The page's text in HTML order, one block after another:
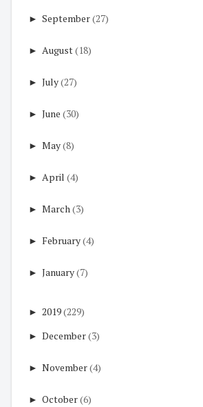
► September(27)
► August(18)
► July(27)
► June (30)
► May(8)
► April (4)
► March(3)
► February(4)
► January(7)
► 2019(229)
► December(3)
► November(4)
► October(6)